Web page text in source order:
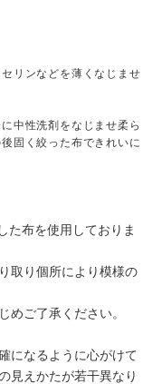
リンなどを薄くなじませ
中性洗剤をなじませ柔ら
固く絞った布できれいに
た布を使用しておりま
取り個所により模様の
めご了承ください。
になるように心がけて
見えかたが若干異なり